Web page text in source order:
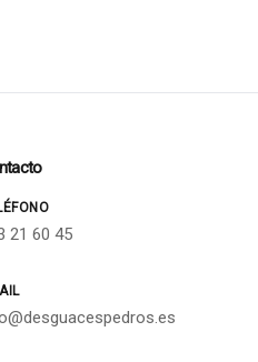
21 60 45